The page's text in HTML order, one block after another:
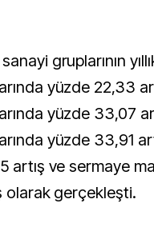
gruplarının
yüzde 22,33
yüzde 33,07
yüzde 33,91
artış ve sermaye
olarak gerçekleşti.